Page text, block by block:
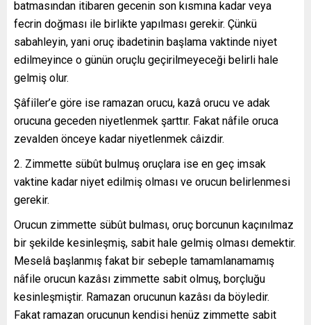
batmasından itibaren gecenin son kısmına kadar veya
fecrin doğması ile birlikte yapılması gerekir. Çünkü
sabahleyin, yani oruç ibadetinin başlama vaktinde niyet
edilmeyince o günün oruçlu geçirilmeyeceği belirli hale
gelmiş olur.
Şâfiîler’e göre ise ramazan orucu, kazâ orucu ve adak
orucuna geceden niyetlenmek şarttır. Fakat nâfile oruca
zevalden önceye kadar niyetlenmek câizdir.
2. Zimmette sübût bulmuş oruçlara ise en geç imsak
vaktine kadar niyet edilmiş olması ve orucun belirlenmesi
gerekir.
Orucun zimmette sübût bulması, oruç borcunun kaçınılmaz
bir şekilde kesinleşmiş, sabit hale gelmiş olması demektir.
Meselâ başlanmış fakat bir sebeple tamamlanamamış
nâfile orucun kazâsı zimmette sabit olmuş, borçluğu
kesinleşmiştir. Ramazan orucunun kazâsı da böyledir.
Fakat ramazan orucunun kendisi henüz zimmette sabit